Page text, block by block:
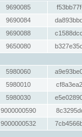
9690085
9690084
9690088
9650080
5980060
5980010
5980030
9000000590
9000000532